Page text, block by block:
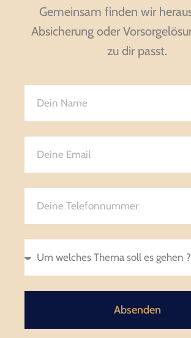
Gemeinsam finden wir
Absicherung oder
zu dir passt.
Absenden